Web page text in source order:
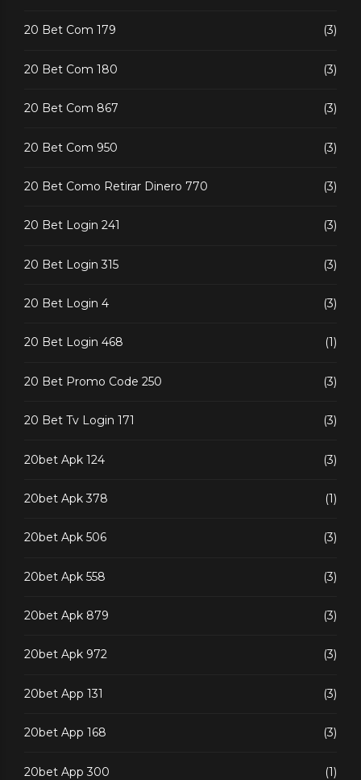
20 Bet Com 179 (3)
20 Bet Com 180 (3)
20 Bet Com 867 (3)
20 Bet Com 950 (3)
20 Bet Como Retirar Dinero 770 (3)
20 Bet Login 241 (3)
20 Bet Login 315 (3)
20 Bet Login 4 (3)
20 Bet Login 468 (1)
20 Bet Promo Code 250 (3)
20 Bet Tv Login 171 (3)
20bet Apk 124 (3)
20bet Apk 378 (1)
20bet Apk 506 (3)
20bet Apk 558 (3)
20bet Apk 879 (3)
20bet Apk 972 (3)
20bet App 131 (3)
20bet App 168 (3)
20bet App 300 (1)